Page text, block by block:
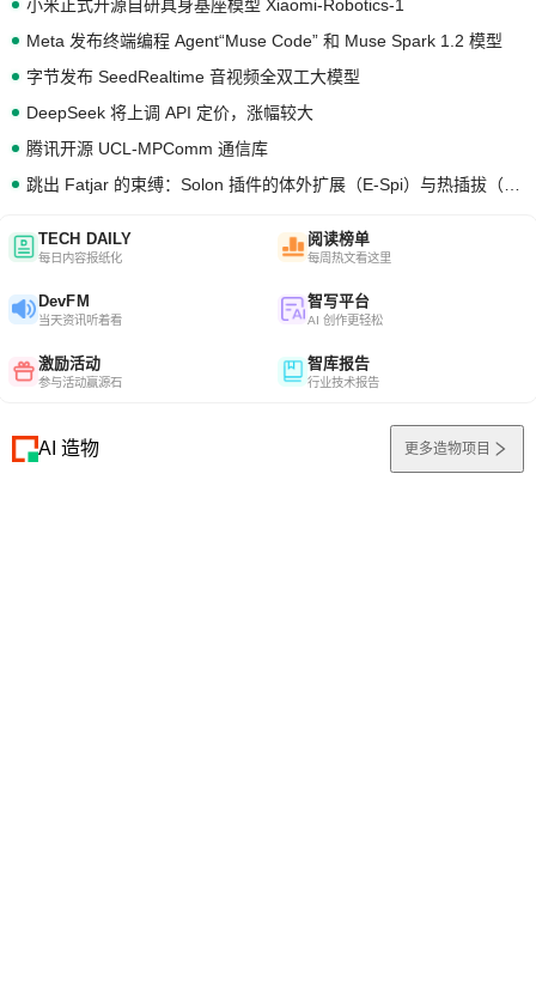
小米正式开源自研具身基座模型 Xiaomi-Robotics-1
Meta 发布终端编程 Agent“Muse Code” 和 Muse Spark 1.2 模型
字节发布 SeedRealtime 音视频全双工大模型
DeepSeek 将上调 API 定价，涨幅较大
腾讯开源 UCL-MPComm 通信库
TECH DAILY
每日内容报纸化
阅读榜单
每周热文看这里
DevFM
当天资讯听着看
智写平台
AI 创作更轻松
激励活动
参与活动赢源石
智库报告
行业技术报告
AI 造物 更多造物项目